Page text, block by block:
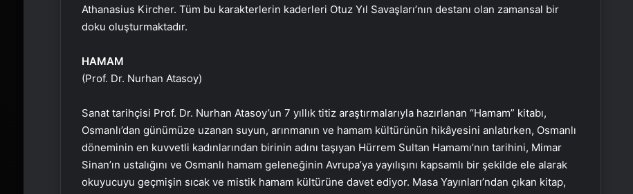
Athanasius Kircher. Tüm bu karakterlerin kaderleri Otuz Yıl Savaşları’nın destanı olan zamansal bir
doku oluşturmaktadır.
HAMAM
(Prof. Dr. Nurhan Atasoy)
Sanat tarihçisi Prof. Dr. Nurhan Atasoy’un 7 yıllık titiz araştırmalarıyla hazırlanan “Hamam” kitabı,
Osmanlı’dan günümüze uzanan suyun, arınmanın ve hamam kültürünün hikâyesini anlatırken, Osmanlı
döneminin en kuvvetli kadınlarından birinin adını taşıyan Hürrem Sultan Hamamı’nın tarihini, Mimar
Sinan’ın ustalığını ve Osmanlı hamam geleneğinin Avrupa’ya yayılışını kapsamlı bir şekilde ele alarak
okuyucuyu geçmişin sıcak ve mistik hamam kültürüne davet ediyor. Masa Yayınları’ndan çıkan kitap,